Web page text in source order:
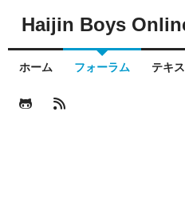
Haijin Boys
ホーム フォーラム テキ